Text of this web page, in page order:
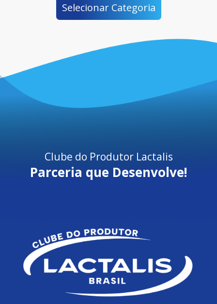
Selecionar Categoria
Clube do Produtor Lactalis
Parceria que Desenvolve!